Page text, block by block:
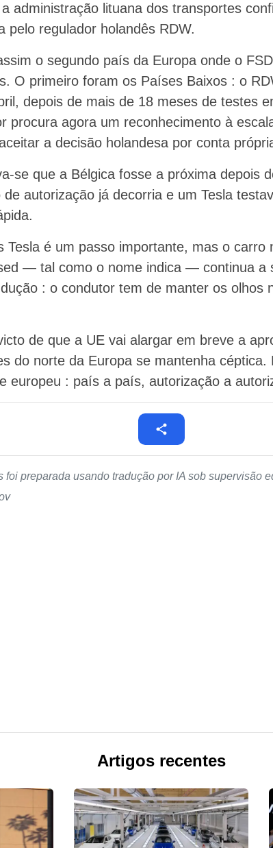
administração lituana dos transportes
pelo regulador holandês RDW.
o segundo país da Europa onde o
O primeiro foram os Países Baixos : o
depois de mais de 18 meses de testes
procura agora um reconhecimento à
a decisão holandesa por conta
se que a Bélgica fosse a próxima depois
autorização já decorria e um Tesla
Tesla é um passo importante, mas o carro
— tal como o nome indica — continua a
: o condutor tem de manter os olhos
de que a UE vai alargar em breve a
do norte da Europa se mantenha céptica.
europeu : país a país, autorização a
foi preparada usando tradução por IA sob supervisão
Artigos recentes